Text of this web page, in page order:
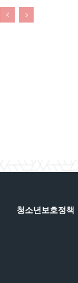
청소년보호정책